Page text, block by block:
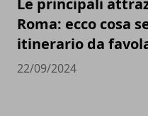
Roma: ecco cosa
itinerario da
22/09/2024